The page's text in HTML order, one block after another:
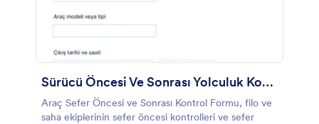
Sürücü Öncesi Ve Sonrası Yolculuk Kontrolü Formu
Araç Sefer Öncesi ve Sonrası Kontrol Formu, filo ve
saha ekiplerinin sefer öncesi kontrolleri ve sefer